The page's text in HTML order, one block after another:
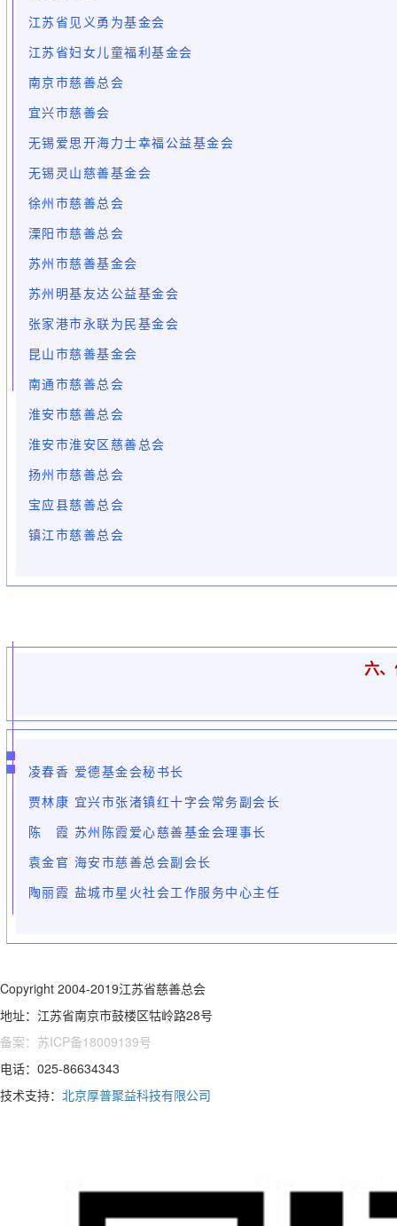
江苏省见义勇为基金会
江苏省妇女儿童福利基金会
南京市慈善总会
宜兴市慈善会
无锡爱思开海力士幸福公益基金会
无锡灵山慈善基金会
徐州市慈善总会
溧阳市慈善总会
苏州市慈善基金会
苏州明基友达公益基金会
张家港市永联为民基金会
昆山市慈善基金会
南通市慈善总会
淮安市慈善总会
淮安市淮安区慈善总会
扬州市慈善总会
宝应县慈善总会
镇江市慈善总会
六
凌春香 爱德基金会秘书长
贾林康 宜兴市张渚镇红十字会常务副会长
陈 霞 苏州陈霞爱心慈善基金会理事长
袁金官 海安市慈善总会副会长
陶丽霞 盐城市星火社会工作服务中心主任
Copyright 2004-2019江苏省慈善总会
地址：江苏省南京市鼓楼区牯岭路28号
备案：苏ICP备18009139号
电话：025-86634343
技术支持： 北京厚普聚益科技有限公司